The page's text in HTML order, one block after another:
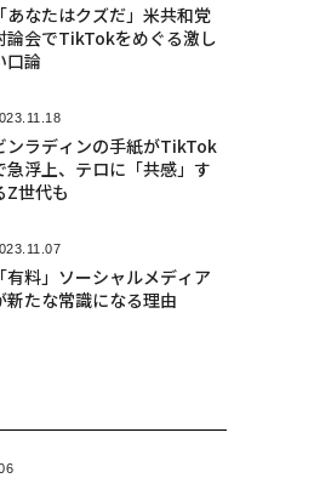
「あなたはクズだ」米共和党
論会でTikTokをめぐる激し
口論
ンラディンの手紙がTikTok
急浮上、テロに「共感」す
Z世代も
「有料」ソーシャルメディア
新たな常識になる理由